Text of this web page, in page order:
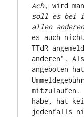
Ach, wird
soll es bei
allen
es auch
TTdR
anderen".
angeboten
mitzulaufen.
habe, hat
jedenfalls